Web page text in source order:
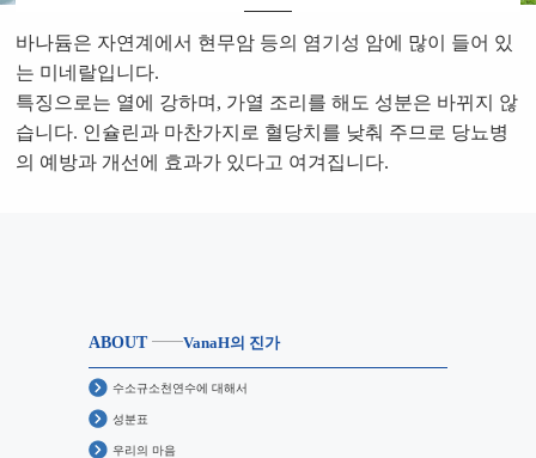
바나듐은 자연계에서 현무암 등의 염기성 암에 많이 들어 있
는 미네랄입니다.
특징으로는 열에 강하며, 가열 조리를 해도 성분은 바뀌지 않
습니다. 인슐린과 마찬가지로 혈당치를 낮춰 주므로 당뇨병
의 예방과 개선에 효과가 있다고 여겨집니다.
ABOUT VanaH의 진가
수소규소천연수에 대해서
성분표
우리의 마음